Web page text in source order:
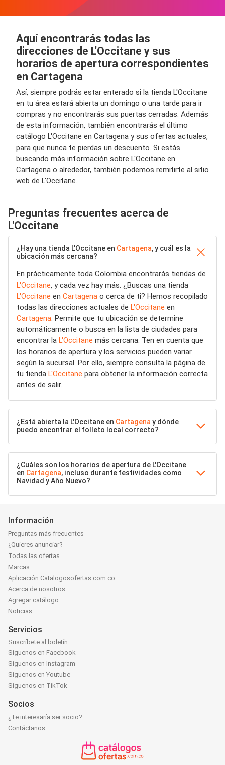
Aquí encontrarás todas las
direcciones de L'Occitane y sus
horarios de apertura correspondientes
en Cartagena
Así, siempre podrás estar enterado si la tienda L'Occitane
en tu área estará abierta un domingo o una tarde para ir
compras y no encontrarás sus puertas cerradas. Además
de esta información, también encontrarás el último
catálogo L'Occitane en Cartagena y sus ofertas actuales,
para que nunca te pierdas un descuento. Si estás
buscando más información sobre L'Occitane en
Cartagena o alrededor, también podemos remitirte al sitio
web de L'Occitane.
Preguntas frecuentes acerca de
L'Occitane
¿Hay una tienda L'Occitane en Cartagena, y cuál es la
ubicación más cercana?
En prácticamente toda Colombia encontrarás tiendas de
L'Occitane, y cada vez hay más. ¿Buscas una tienda
L'Occitane en Cartagena o cerca de ti? Hemos recopilado
todas las direcciones actuales de L'Occitane en
Cartagena. Permite que tu ubicación se determine
automáticamente o busca en la lista de ciudades para
encontrar la L'Occitane más cercana. Ten en cuenta que
los horarios de apertura y los servicios pueden variar
según la sucursal. Por ello, siempre consulta la página de
tu tienda L'Occitane para obtener la información correcta
antes de salir.
¿Está abierta la L'Occitane en Cartagena y dónde
puedo encontrar el folleto local correcto?
¿Cuáles son los horarios de apertura de L'Occitane
en Cartagena, incluso durante festividades como
Navidad y Año Nuevo?
Información
Preguntas más frecuentes
¿Quieres anunciar?
Todas las ofertas
Marcas
Aplicación Catalogosofertas.com.co
Acerca de nosotros
Agregar catálogo
Noticias
Servicios
Suscríbete al boletín
Síguenos en Facebook
Síguenos en Instagram
Síguenos en Youtube
Síguenos en TikTok
Socios
¿Te interesaría ser socio?
Contáctanos